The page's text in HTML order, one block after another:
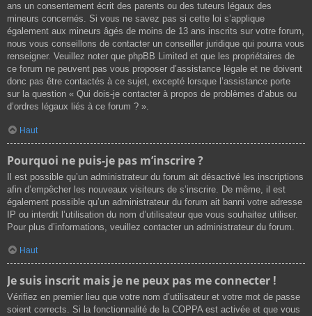
ans un consentement écrit des parents ou des tuteurs légaux des
mineurs concernés. Si vous ne savez pas si cette loi s’applique
également aux mineurs âgés de moins de 13 ans inscrits sur votre forum,
nous vous conseillons de contacter un conseiller juridique qui pourra vous
renseigner. Veuillez noter que phpBB Limited et que les propriétaires de
ce forum ne peuvent pas vous proposer d’assistance légale et ne doivent
donc pas être contactés à ce sujet, excepté lorsque l’assistance porte
sur la question « Qui dois-je contacter à propos de problèmes d’abus ou
d’ordres légaux liés à ce forum ? ».
Haut
Pourquoi ne puis-je pas m’inscrire ?
Il est possible qu’un administrateur du forum ait désactivé les inscriptions
afin d’empêcher les nouveaux visiteurs de s’inscrire. De même, il est
également possible qu’un administrateur du forum ait banni votre adresse
IP ou interdit l’utilisation du nom d’utilisateur que vous souhaitez utiliser.
Pour plus d’informations, veuillez contacter un administrateur du forum.
Haut
Je suis inscrit mais je ne peux pas me connecter !
Vérifiez en premier lieu que votre nom d’utilisateur et votre mot de passe
soient corrects. Si la fonctionnalité de la COPPA est activée et que vous